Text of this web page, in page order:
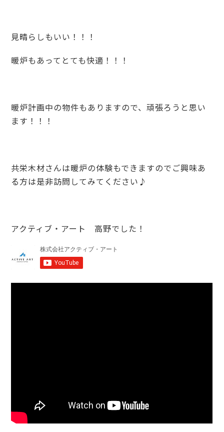
見晴らしもいい！！！
暖炉もあってとても快適！！！
暖炉計画中の物件もありますので、頑張ろうと思い
ます！！！
共栄木材さんは暖炉の体験もできますのでご興味あ
る方は是非訪問してみてください♪
アクティブ・アート 高野でした！